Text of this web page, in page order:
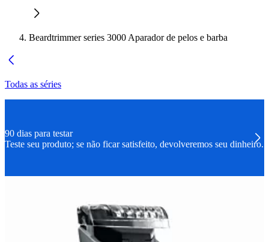
Beardtrimmer series 3000 Aparador de pelos e barba
Todas as séries
90 dias para testar
Teste seu produto; se não ficar satisfeito, devolveremos seu dinheiro.